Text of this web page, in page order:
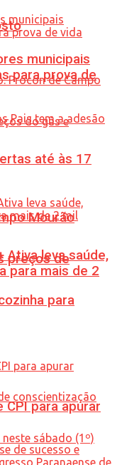
Mourão
preços de
para
municipais
para prova de
até às 17
Ativa leva saúde,
para mais de 2
CPI para apurar